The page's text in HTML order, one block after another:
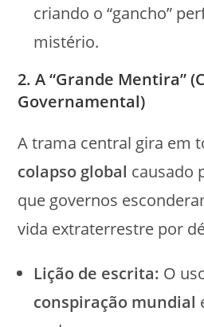
criando o “gancho”
mistério.
2. A “Grande Mentira”
Governamental)
A trama central gira em
colapso global causado
que governos
vida extraterrestre por
Lição de escrita: O
conspiração mundial